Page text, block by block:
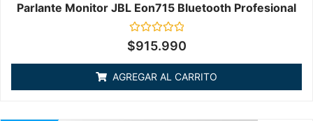
Parlante Monitor JBL Eon715 Bluetooth Profesional
Valorado
en
de
5
$915.990
AGREGAR AL CARRITO